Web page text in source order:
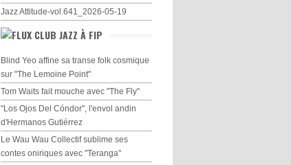
Jazz Attitude-vol.641_2026-05-19
CLUB JAZZ À FIP
Blind Yeo affine sa transe folk cosmique
sur "The Lemoine Point"
Tom Waits fait mouche avec "The Fly"
"Los Ojos Del Cóndor", l'envol andin
d'Hermanos Gutiérrez
Le Wau Wau Collectif sublime ses
contes oniriques avec "Teranga"